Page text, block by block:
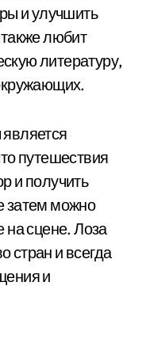
и улучшить
любит
литературу,
путешествия
и получить
затем можно
на сцене. Лоза
стран и всегда
и